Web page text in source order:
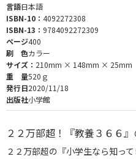
言語日本語
ISBN-10： 4092272308
ISBN-13： 9784092272309
ページ400
刷 色カラー
サイズ： 210mm × 148mm × 25mm
重 量520ｇ
発行日2020/11/18
出版社小学館
２２万部超！『教養３６６』
２２万部超の『小学生なら知っ